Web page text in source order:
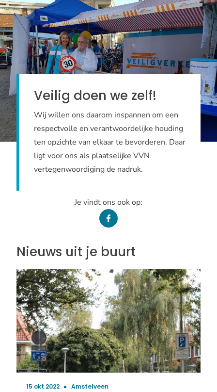
Veilig doen we zelf!
Wij willen ons daarom inspannen om een
respectvolle en verantwoordelijke houding
ten opzichte van elkaar te bevorderen. Daar
ligt voor ons als plaatselijke VVN
vertegenwoordiging de nadruk.
Je vindt ons ook op:
Facebook
Nieuws uit je buurt
15 okt 2022 Amstelveen